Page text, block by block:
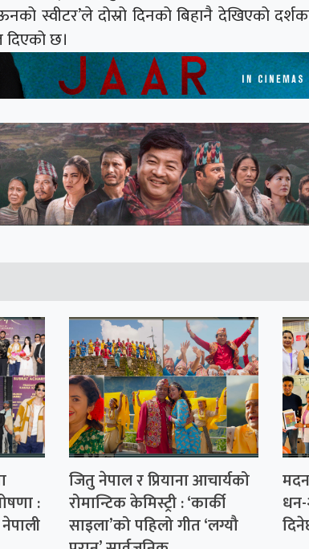
स्वीटर’ले दोस्रो दिनको बिहानै देखिएको
छ।
:
जितु नेपाल र प्रियाना आचार्यको
रोमान्टिक केमिस्ट्री : ‘कार्की
साइला’को पहिलो गीत ‘लग्यौ
धन-